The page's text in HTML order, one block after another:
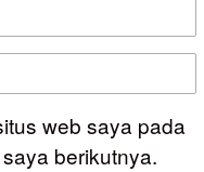
web saya pada
berikutnya.